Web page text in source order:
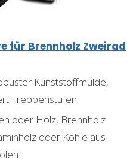
für Brennholz Zweirad
Kunststoffmulde,
Treppenstufen
oder Holz, Brennholz
oder Kohle aus